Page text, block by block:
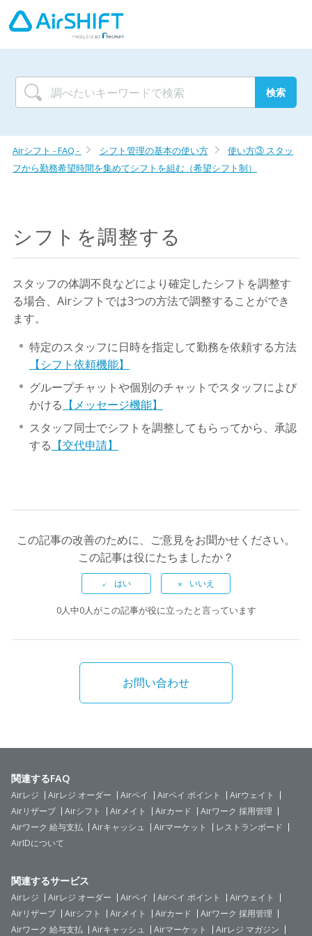
Airシフト - FAQ - シフト管理の基本の使い方
使い方③ スタッ
フから勤務希望時間を集めてシフトを組む（希望シフト制）
シフトを調整する
スタッフの体調不良などにより確定したシフトを調整す
る場合、Airシフトでは3つの方法で調整することができ
ます。
特定のスタッフに日時を指定して勤務を依頼する方法
【シフト依頼機能】
グループチャットや個別のチャットでスタッフによび
かける 【メッセージ機能】
スタッフ同士でシフトを調整してもらってから、承認
する 【交代申請】
この記事の改善のために、ご意見をお聞かせください。
この記事は役にたちましたか？
0人中0人がこの記事が役に立ったと言っています
お問い合わせ
関連するFAQ
Airレジ Airレジ オーダー Airペイ Airペイ ポイント
Airウェイト
Airリザーブ
Airシフト Airメイト Airカード
Airワーク 採用管理
Airワーク 給与支払
Airキャッシュ Airマーケット
レストランボード
AirIDについて
関連するサービス
Airレジ Airレジ オーダー Airペイ Airペイ ポイント
Airウェイト
Airリザーブ
Airシフト Airメイト Airカード
Airワーク 採用管理
Airワーク 給与支払
Airキャッシュ Airマーケット Airレジ マガジン